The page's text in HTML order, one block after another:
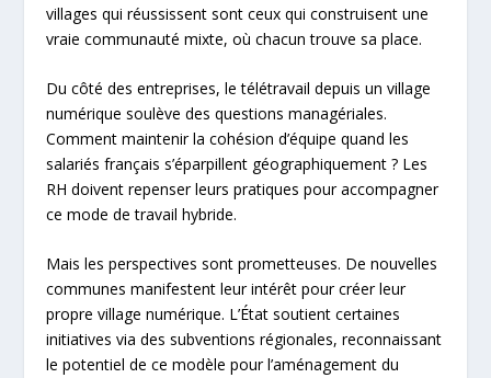
villages qui réussissent sont ceux qui construisent une
vraie communauté mixte, où chacun trouve sa place.
Du côté des entreprises, le télétravail depuis un village
numérique soulève des questions managériales.
Comment maintenir la cohésion d’équipe quand les
salariés français s’éparpillent géographiquement ? Les
RH doivent repenser leurs pratiques pour accompagner
ce mode de travail hybride.
Mais les perspectives sont prometteuses. De nouvelles
communes manifestent leur intérêt pour créer leur
propre village numérique. L’État soutient certaines
initiatives via des subventions régionales, reconnaissant
le potentiel de ce modèle pour l’aménagement du